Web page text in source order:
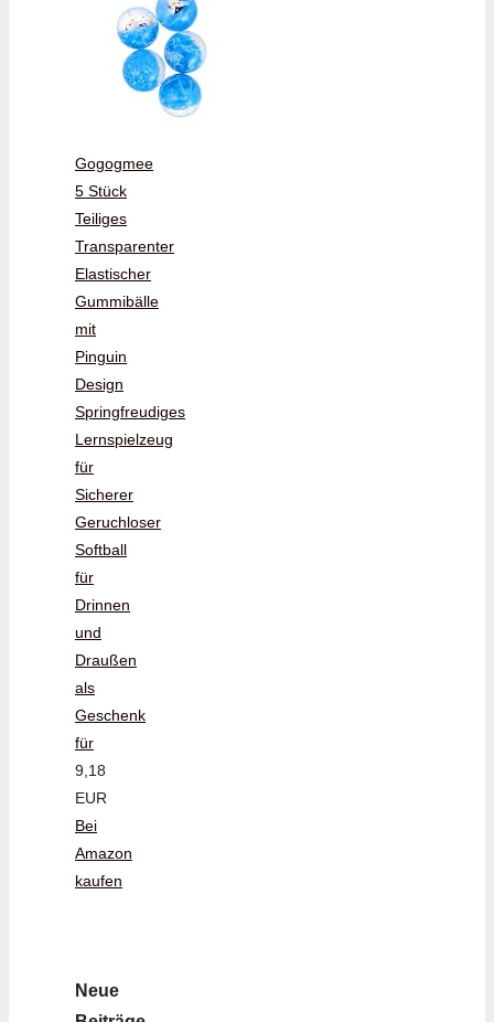
Gogogmee
5 Stück
Teiliges
Transparenter
Elastischer
Gummibälle
mit
Pinguin
Design
Springfreudiges
Lernspielzeug
für
Sicherer
Geruchloser
Softball
für
Drinnen
und
Draußen
als
Geschenk
für
9,18
EUR
Bei
Amazon
kaufen
Neue